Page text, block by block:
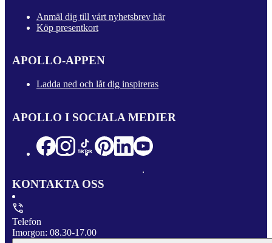
Anmäl dig till vårt nyhetsbrev här
Köp presentkort
APOLLO-APPEN
Ladda ned och låt dig inspireras
APOLLO I SOCIALA MEDIER
KONTAKTA OSS
Telefon
Imorgon: 08.30-17.00